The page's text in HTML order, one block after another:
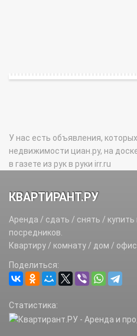
У нас есть объявления,
недвижимости циан.ру, на
в газете из рук в руки irr.ru
КВАРТИРАНТ.РУ
Аренда / сдать / снять /
посредников.
Квартиру / комнату / дом /
Поделиться:
Статистика: